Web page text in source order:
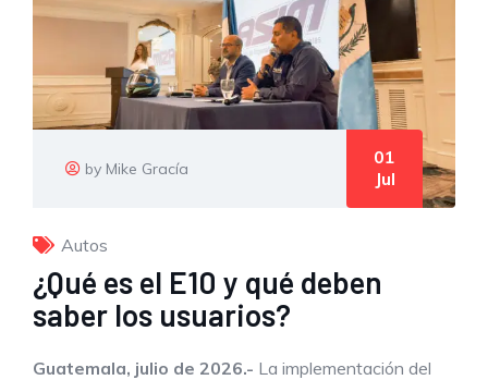
by Mike Gracía
01
Jul
Autos
¿Qué es el E10 y qué deben
saber los usuarios?
Guatemala, julio de 2026.- La implementación del